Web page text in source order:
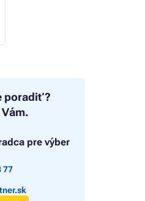
poradiť?
pre výber
77